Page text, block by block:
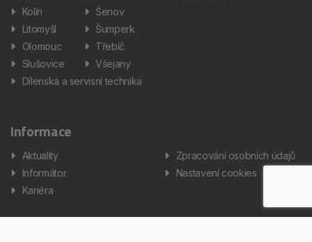
Kolín
Litomyšl
Olomouc
Slušovice
Šenov
Šumperk
Třebíč
Všejany
Dílenská a servisní technika
Informace
Aktuality
Informátor
Kariéra
Zpracování osobních údajů
Nastavení cookies